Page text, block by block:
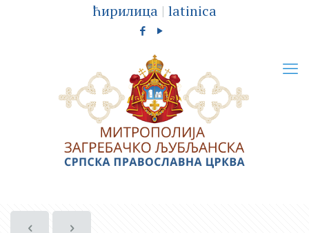
ћирилица | latinica